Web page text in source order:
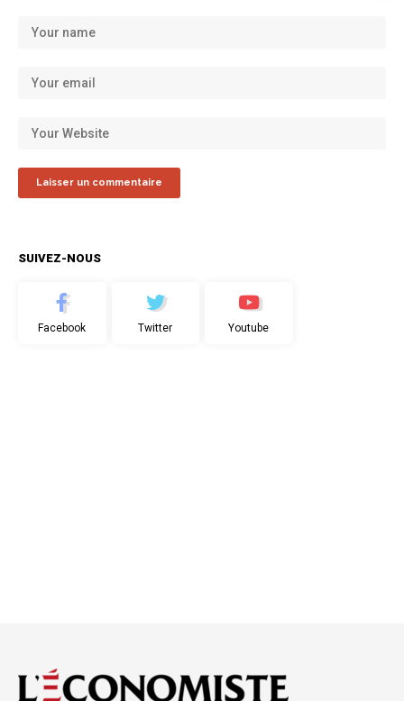
SUIVEZ-NOUS
Facebook Twitter Youtube